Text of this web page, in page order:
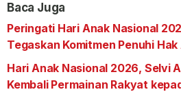
Baca Juga
Peringati Hari Anak Nasional
Tegaskan Komitmen Penuhi Hak
Hari Anak Nasional 2026, Selvi
Kembali Permainan Rakyat